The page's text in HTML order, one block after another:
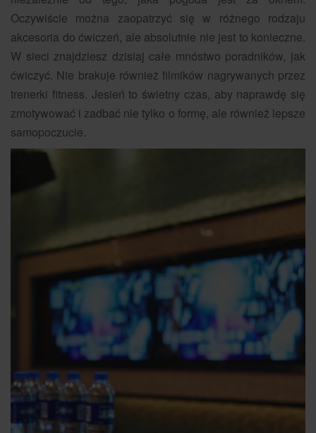
Oczywiście można zaopatrzyć się w różnego rodzaju
akcesoria do ćwiczeń, ale absolutnie nie jest to konieczne.
W sieci znajdziesz dzisiaj całe mnóstwo poradników, jak
ćwiczyć. Nie brakuje również filmików nagrywanych przez
trenerki fitness. Jesień to świetny czas, aby naprawdę się
zmotywować i zadbać nie tylko o formę, ale również lepsze
samopoczucie.